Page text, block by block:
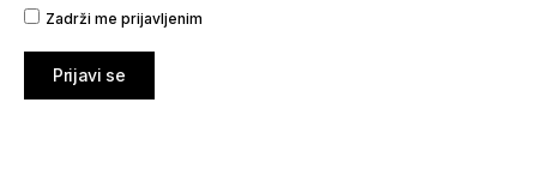
Zadrži me prijavljenim
Prijavi se